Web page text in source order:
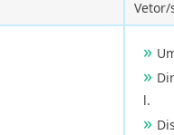
Vetor/
l.